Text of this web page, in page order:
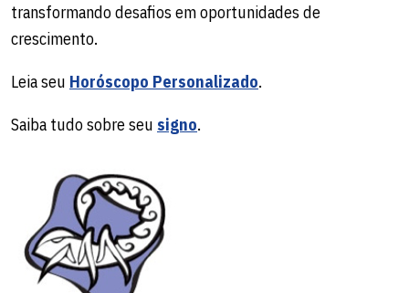
transformando desafios em oportunidades de
crescimento.
Leia seu Horóscopo Personalizado.
Saiba tudo sobre seu signo.